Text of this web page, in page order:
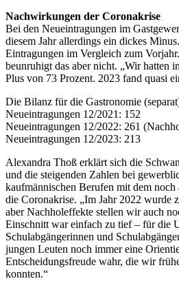
Nachwirkungen der Coronakrise
Bei den Neueintragungen im
diesem Jahr allerdings ein dickes
Eintragungen im Vergleich zum
beunruhigt das aber nicht. „Wir hatten
Plus von 73 Prozent. 2023 fand quasi
Die Bilanz für die Gastronomie
Neueintragungen 12/2021: 152
Neueintragungen 12/2022: 261
Neueintragungen 12/2023: 213
Alexandra Thoß erklärt sich die
und die steigenden Zahlen bei
kaufmännischen Berufen mit dem noch
die Coronakrise. „Im Jahr 2022 wurde
aber Nachholeffekte stellen wir auch
Einschnitt war einfach zu tief – für die
Schulabgängerinnen und
jungen Leuten noch immer eine
Entscheidungsfreude wahr, die wir
konnten.“